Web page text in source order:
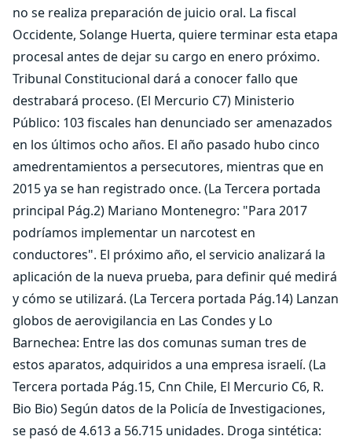
no se realiza preparación de juicio oral. La fiscal
Occidente, Solange Huerta, quiere terminar esta etapa
procesal antes de dejar su cargo en enero próximo.
Tribunal Constitucional dará a conocer fallo que
destrabará proceso. (El Mercurio C7) Ministerio
Público: 103 fiscales han denunciado ser amenazados
en los últimos ocho años. El año pasado hubo cinco
amedrentamientos a persecutores, mientras que en
2015 ya se han registrado once. (La Tercera portada
principal Pág.2) Mariano Montenegro: "Para 2017
podríamos implementar un narcotest en
conductores". El próximo año, el servicio analizará la
aplicación de la nueva prueba, para definir qué medirá
y cómo se utilizará. (La Tercera portada Pág.14) Lanzan
globos de aerovigilancia en Las Condes y Lo
Barnechea: Entre las dos comunas suman tres de
estos aparatos, adquiridos a una empresa israelí. (La
Tercera portada Pág.15, Cnn Chile, El Mercurio C6, R.
Bio Bio) Según datos de la Policía de Investigaciones,
se pasó de 4.613 a 56.715 unidades. Droga sintética: